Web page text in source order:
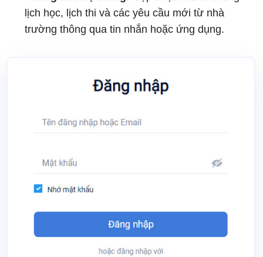
lịch học, lịch thi và các yêu cầu mới từ nhà
trường thông qua tin nhắn hoặc ứng dụng.